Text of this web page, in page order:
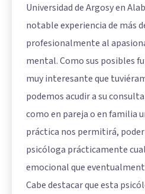
Universidad de Argosy en
notable experiencia de más
profesionalmente al
mental. Como sus posibles
muy interesante que
podemos acudir a su
como en pareja o en familia
práctica nos permitirá,
psicóloga prácticamente
emocional que
Cabe destacar que esta